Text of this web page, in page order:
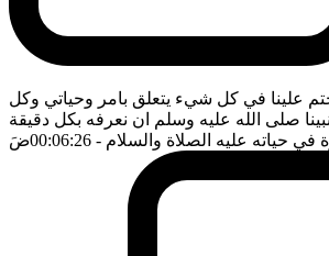
علينا في كل شيء يتعلق بامر وحياتي وكل
صلى الله عليه وسلم ان نعرفه بكل دقيقة
في حياته عليه الصلاة والسلام - 00:06:26 ضَ